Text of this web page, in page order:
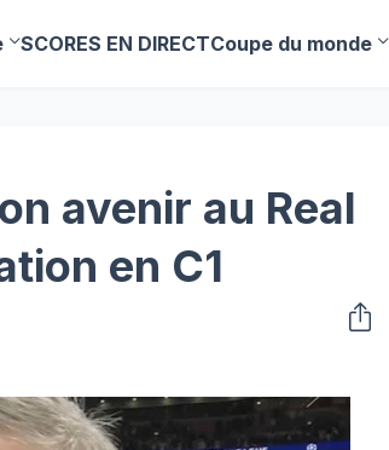
SCORES EN DIRECTCoupe du monde
avenir au Real
en C1